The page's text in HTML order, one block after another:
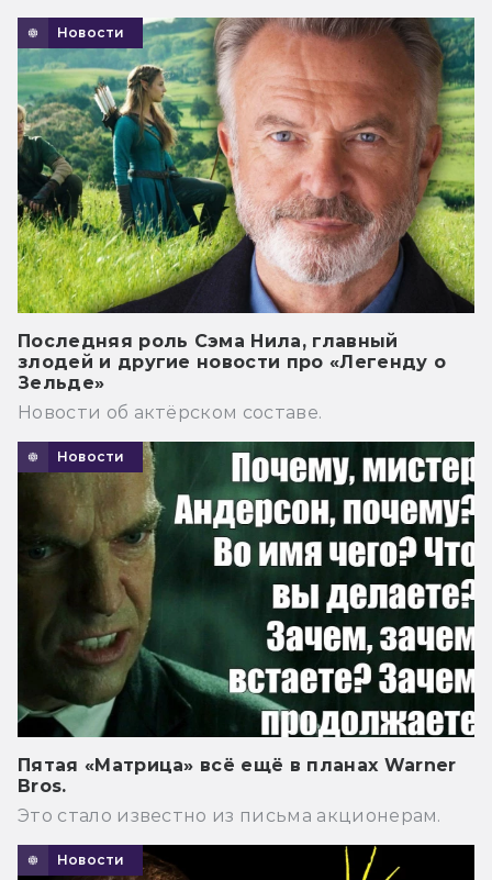
Новости
Последняя роль Сэма Нила, главный
злодей и другие новости про «Легенду о
Зельде»
Новости об актёрском составе.
Новости
Пятая «Матрица» всё ещё в планах Warner
Bros.
Это стало известно из письма акционерам.
Новости